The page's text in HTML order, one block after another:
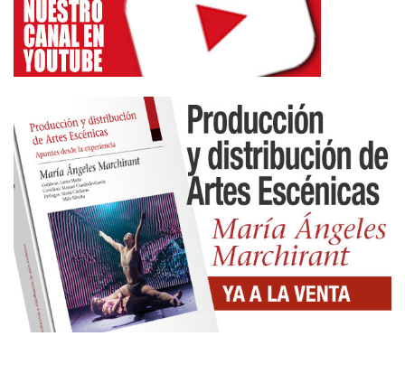
que conocí cuando despertaban a la vida
profesional. Una es
Teatro Paraíso
, que conocí
siendo “Eterno Paraíso”, y que año tras año,
montaje tras montaje, decisión tras decisión, han
ido consolidando una opción, un proyecto, una
realidad que se ha convertido en una referencia del
teatro para públicos familiares, para niños y niñas,
y lo ha hecho desde la más exuberante humildad
que es el signo del auténtico éxito, seguir y seguir,
sabiendo que ahí están los nuevos públicos. Son
varias generaciones de niños y niñas que tuvieron
probablemente su primer contacto con el arte
teatral a través de un montaje de Teatro Paraíso.
Son cuarenta años los que cumple. Son el Gran